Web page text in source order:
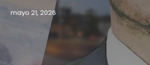
mayo 21, 2026